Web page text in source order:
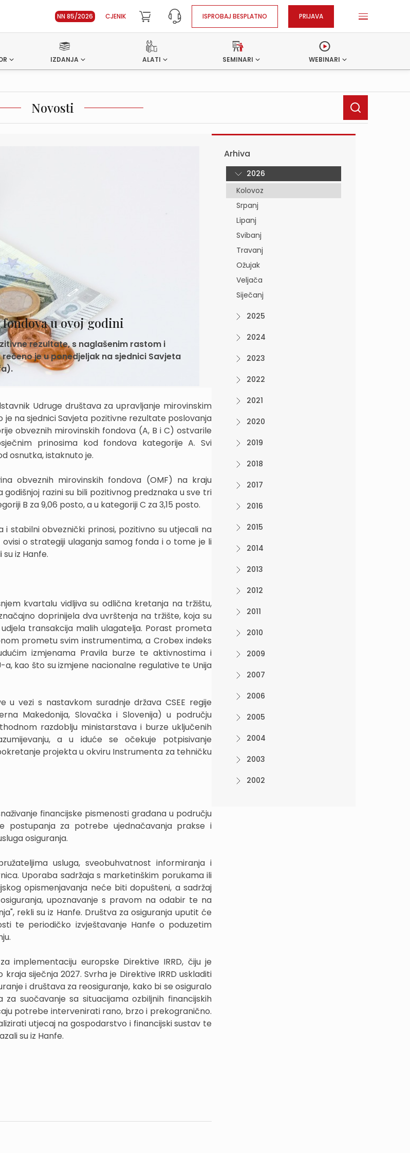
NN 85/2026 CJENIK ISPROBAJ BESPLATNO PRIJAVA
IZDANJA ALATI SEMINARI WEBINARI
Novosti
u ovoj godini
rezultate, s naglašenim rastom i
je u ponedjeljak na sjednici Savjeta
Udruge društava za upravljanje mirovinskim
na sjednici Savjeta pozitivne rezultate poslovanja
obveznih mirovinskih fondova (A, B i C) ostvarile
prinosima kod fondova kategorije A. Svi
osnutka, istaknuto je.
obveznih mirovinskih fondova (OMF) na kraju
godišnjoj razini su bili pozitivnog predznaka u sve tri
B za 9,06 posto, a u kategoriji C za 3,15 posto.
stabilni obveznički prinosi, pozitivno su utjecali na
o strategiji ulaganja samog fonda i o tome je li
iz Hanfe.
kvartalu vidljiva su odlična kretanja na tržištu,
doprinijela dva uvrštenja na tržište, koja su
transakcija malih ulagatelja. Porast prometa
prometu svim instrumentima, a Crobex indeks
izmjenama Pravila burze te aktivnostima i
a, kao što su izmjene nacionalne regulative te Unija
u vezi s nastavkom suradnje država CSEE regije
Makedonija, Slovačka i Slovenija) u području
razdoblju ministarstava i burze uključenih
a u iduće se očekuje potpisivanje
projekta u okviru Instrumenta za tehničku
financijske pismenosti građana u području
postupanja za potrebe ujednačavanja prakse i
osiguranja.
usluga, sveobuhvatnost informiranja i
Uporaba sadržaja s marketinškim porukama ili
opismenjavanja neće biti dopušteni, a sadržaj
upoznavanje s pravom na odabir te na
rekli su iz Hanfe. Društva za osiguranja uputit će
te periodičko izvještavanje Hanfe o poduzetim
implementaciju europske Direktive IRRD, čiju je
siječnja 2027. Svrha je Direktive IRRD uskladiti
i društava za reosiguranje, kako bi se osiguralo
suočavanje sa situacijama ozbiljnih financijskih
potrebe intervenirati rano, brzo i prekogranično.
utjecaj na gospodarstvo i financijski sustav te
su iz Hanfe.
Arhiva
2026
Kolovoz
Srpanj
Lipanj
Svibanj
Travanj
Ožujak
Veljača
Siječanj
2025
2024
2023
2022
2021
2020
2019
2018
2017
2016
2015
2014
2013
2012
2011
2010
2009
2007
2006
2005
2004
2003
2002